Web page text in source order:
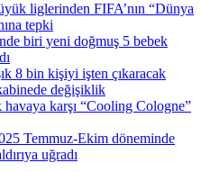
liglerinden FIFA’nın “Dünya
tepki
biri yeni doğmuş 5 bebek
8 bin kişiyi işten çıkaracak
değişiklik
havaya karşı “Cooling Cologne”
Temmuz-Ekim döneminde
uğradı